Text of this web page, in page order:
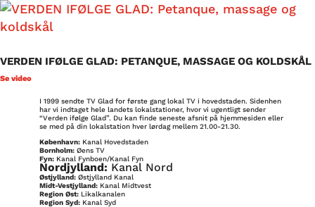
VERDEN IFØLGE GLAD: PETANQUE, MASSAGE OG KOLDSKÅL
Se video
I 1999 sendte TV Glad for første gang lokal TV i hovedstaden. Sidenhen
har vi indtaget hele landets lokalstationer, hvor vi ugentligt sender
“Verden ifølge Glad”. Du kan finde seneste afsnit på hjemmesiden eller
se med på din lokalstation hver lørdag mellem 21.00-21.30.
København: Kanal Hovedstaden
Bornholm: Øens TV
Fyn: Kanal Fynboen/Kanal Fyn
Nordjylland: Kanal Nord
Østjylland: Østjylland Kanal
Midt-Vestjylland: Kanal Midtvest
Region Øst: Likalkanalen
Region Syd: Kanal Syd